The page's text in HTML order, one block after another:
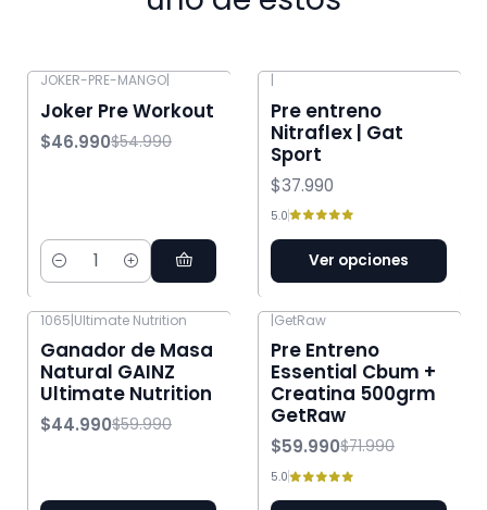
JOKER-PRE-MANGO|
Joker Pre Workout
$46.990$54.990
Cantidad
|
Pre entreno
Nitraflex | Gat
Sport
$37.990
5.0
Ver opciones
1065|Ultimate Nutrition
Ganador de Masa
Natural GAINZ
Ultimate Nutrition
$44.990$59.990
|GetRaw
Pre Entreno
Essential Cbum +
Creatina 500grm
GetRaw
$59.990$71.990
5.0